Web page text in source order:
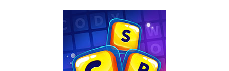
Haftungsausschluss Kontaktiere uns